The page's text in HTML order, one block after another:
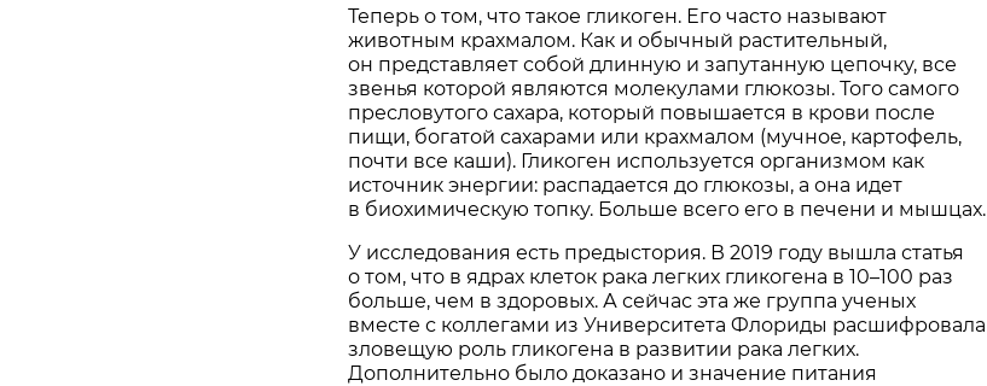
Теперь о том, что такое гликоген. Его часто называют
животным крахмалом. Как и обычный растительный,
он представляет собой длинную и запутанную цепочку, все
звенья которой являются молекулами глюкозы. Того самого
пресловутого сахара, который повышается в крови после
пищи, богатой сахарами или крахмалом (мучное, картофель,
почти все каши). Гликоген используется организмом как
источник энергии: распадается до глюкозы, а она идет
в биохимическую топку. Больше всего его в печени и мышцах.
У исследования есть предыстория. В 2019 году вышла статья
о том, что в ядрах клеток рака легких гликогена в 10–100 раз
больше, чем в здоровых. А сейчас эта же группа ученых
вместе с коллегами из Университета Флориды расшифровала
зловещую роль гликогена в развитии рака легких.
Дополнительно было доказано и значение питания